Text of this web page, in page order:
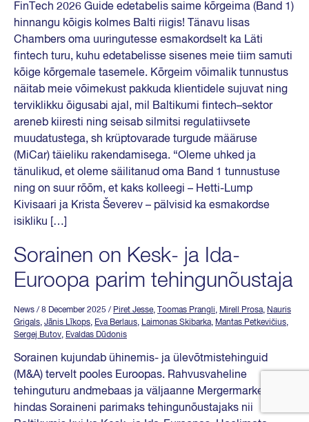
FinTech 2026 Guide edetabelis saime kõrgeima (Band 1)
hinnangu kõigis kolmes Balti riigis! Tänavu lisas
Chambers oma uuringutesse esmakordselt ka Läti
fintech turu, kuhu edetabelisse sisenes meie tiim samuti
kõige kõrgemale tasemele. Kõrgeim võimalik tunnustus
näitab meie võimekust pakkuda klientidele sujuvat ning
terviklikku õigusabi ajal, mil Baltikumi fintech–sektor
areneb kiiresti ning seisab silmitsi regulatiivsete
muudatustega, sh krüptovarade turgude määruse
(MiCar) täieliku rakendamisega. “Oleme uhked ja
tänulikud, et oleme säilitanud oma Band 1 tunnustuse
ning on suur rõõm, et kaks kolleegi – Hetti-Lump
Kivisaari ja Krista Ševerev – pälvisid ka esmakordse
isikliku […]
Sorainen on Kesk- ja Ida-
Euroopa parim tehingunõustaja
News / 8 December 2025 / Piret Jesse, Toomas Prangli, Mirell Prosa, Nauris
Grigals, Jānis Līkops, Eva Berlaus, Laimonas Skibarka, Mantas Petkevičius,
Sergej Butov, Evaldas Dūdonis
Sorainen kujundab ühinemis- ja ülevõtmistehinguid
(M&A) tervelt pooles Euroopas. Rahvusvaheline
tehinguturu andmebaas ja väljaanne Mergermarket
hindas Soraineni parimaks tehingunõustajaks nii